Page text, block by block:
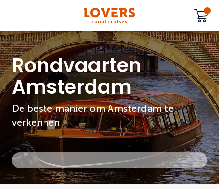
Rondvaarten
Amsterdam
De beste manier om Amsterdam te
verkennen